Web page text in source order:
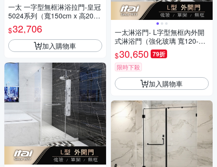
一太 一字型無框淋浴拉門-皇冠
5024系列（寬150cm x 高200c
m範圍內）
$32,706
加入購物車
一太淋浴門- L字型無框內外開
式淋浴門（強化玻璃 寬120-12
0cm以內 x 高200cm）
$30,650 79折
限時下殺
加入購物車